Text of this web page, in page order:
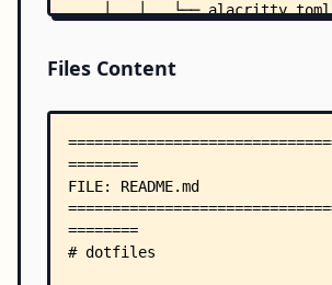
    │   │   └── alacritty.toml
    │   ├── fastfetch/
    │   │   └── config.jsonc
    │   ├── hypr/
    │   │   ├── bind.conf
    │   │   ├── hypridle.conf
    │   │   ├── hyprland.conf
    │   │   ├── hyprlock.conf
    │   │   ├── hyprpaper.conf
Files Content